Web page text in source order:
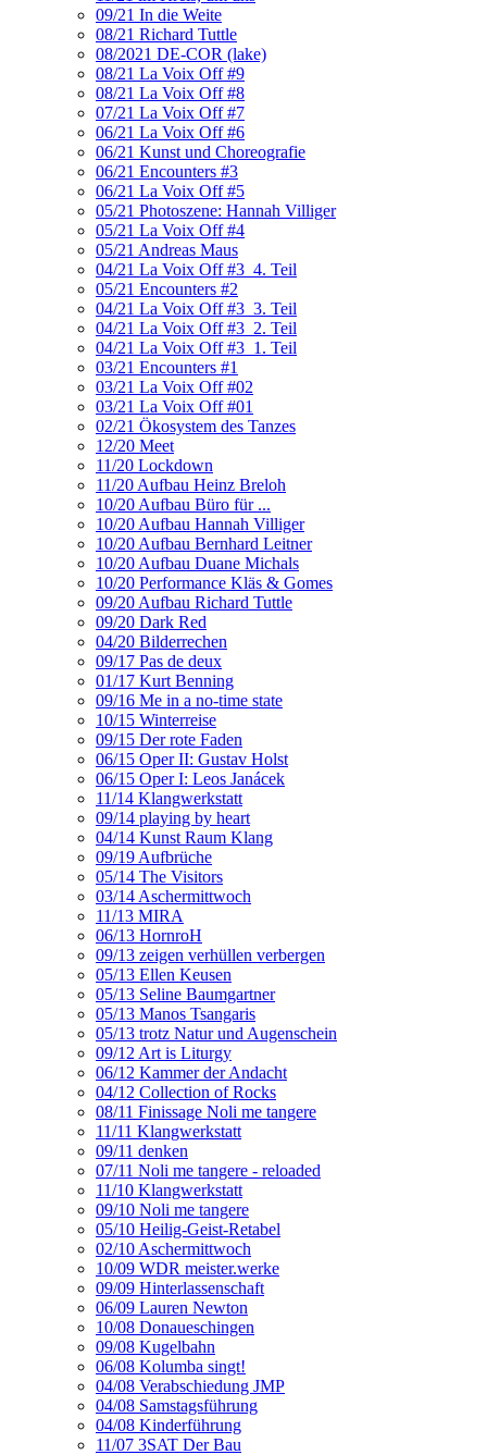
09/21 In die Weite
08/21 Richard Tuttle
08/2021 DE-COR (lake)
08/21 La Voix Off #9
08/21 La Voix Off #8
07/21 La Voix Off #7
06/21 La Voix Off #6
06/21 Kunst und Choreografie
06/21 Encounters #3
06/21 La Voix Off #5
05/21 Photoszene: Hannah Villiger
05/21 La Voix Off #4
05/21 Andreas Maus
04/21 La Voix Off #3_4. Teil
05/21 Encounters #2
04/21 La Voix Off #3_3. Teil
04/21 La Voix Off #3_2. Teil
04/21 La Voix Off #3_1. Teil
03/21 Encounters #1
03/21 La Voix Off #02
03/21 La Voix Off #01
02/21 Ökosystem des Tanzes
12/20 Meet
11/20 Lockdown
11/20 Aufbau Heinz Breloh
10/20 Aufbau Büro für ...
10/20 Aufbau Hannah Villiger
10/20 Aufbau Bernhard Leitner
10/20 Aufbau Duane Michals
10/20 Performance Kläs & Gomes
09/20 Aufbau Richard Tuttle
09/20 Dark Red
04/20 Bilderrechen
09/17 Pas de deux
01/17 Kurt Benning
09/16 Me in a no-time state
10/15 Winterreise
09/15 Der rote Faden
06/15 Oper II: Gustav Holst
06/15 Oper I: Leos Janácek
11/14 Klangwerkstatt
09/14 playing by heart
04/14 Kunst Raum Klang
09/19 Aufbrüche
05/14 The Visitors
03/14 Aschermittwoch
11/13 MIRA
06/13 HornroH
09/13 zeigen verhüllen verbergen
05/13 Ellen Keusen
05/13 Seline Baumgartner
05/13 Manos Tsangaris
05/13 trotz Natur und Augenschein
09/12 Art is Liturgy
06/12 Kammer der Andacht
04/12 Collection of Rocks
08/11 Finissage Noli me tangere
11/11 Klangwerkstatt
09/11 denken
07/11 Noli me tangere - reloaded
11/10 Klangwerkstatt
09/10 Noli me tangere
05/10 Heilig-Geist-Retabel
02/10 Aschermittwoch
10/09 WDR meister.werke
09/09 Hinterlassenschaft
06/09 Lauren Newton
10/08 Donaueschingen
09/08 Kugelbahn
06/08 Kolumba singt!
04/08 Verabschiedung JMP
04/08 Samstagsführung
04/08 Kinderführung
11/07 3SAT Der Bau